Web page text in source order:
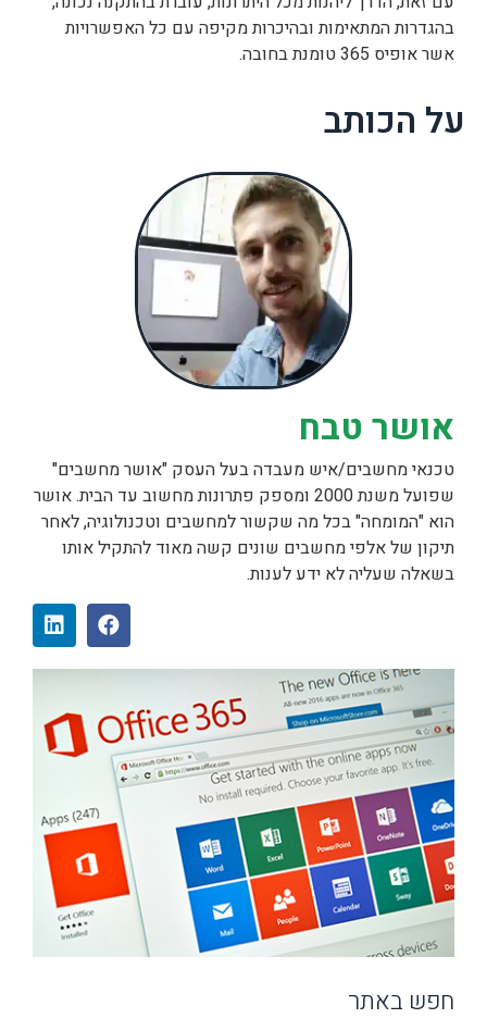
בהגדרות המתאימות ובהיכרות מקיפה עם כל האפשרויות
אשר אופיס 365 טומנת בחובה.
על הכותב
אושר טבח
טכנאי מחשבים/איש מעבדה בעל העסק "אושר מחשבים"
שפועל משנת 2000 ומספק פתרונות מחשוב עד הבית. אושר
הוא "המומחה" בכל מה שקשור למחשבים וטכנולוגיה, לאחר
תיקון של אלפי מחשבים שונים קשה מאוד להתקיל אותו
בשאלה שעליה לא ידע לענות.
חפש באתר